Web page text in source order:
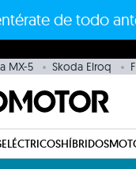
de todo
MX-5 Skoda Elroq
ELÉCTRICOSHÍBRIDOS